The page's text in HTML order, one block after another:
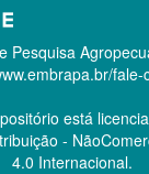
Pesquisa
fale-
está
-
4.0 Internacional.